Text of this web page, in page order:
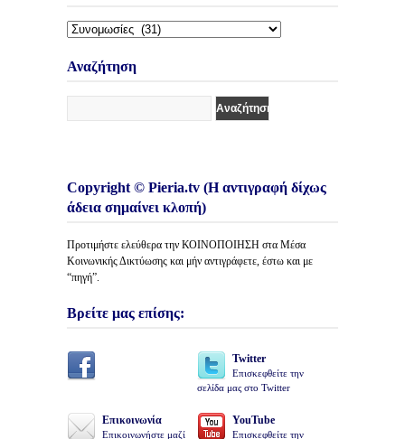
Διάφορες
Άρθρων
Αναζήτηση
Copyright © Pieria.tv (Η αντιγραφή δίχως
άδεια σημαίνει κλοπή)
Προτιμήστε ελεύθερα την ΚΟΙΝΟΠΟΙΗΣΗ στα Μέσα
Κοινωνικής Δικτύωσης και μήν αντιγράφετε, έστω και με
“πηγή”.
Βρείτε μας επίσης:
Twitter
Επισκεφθείτε την
σελίδα μας στο Twitter
Επικοινωνία
Επικοινωνήστε μαζί
YouTube
Επισκεφθείτε την